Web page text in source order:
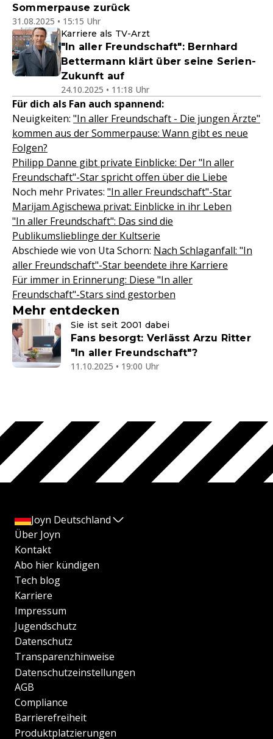
Sommerpause zurück
31.08.2025 • 15:15 Uhr
Karriere als TV-Arzt
"In aller Freundschaft": Bernhard
Bettermann klärt über seine Serien-
Zukunft auf
24.10.2025 • 11:18 Uhr
Für dich als Fan auch spannend:
Neuigkeiten: "In aller Freundschaft - Die jungen Ärzte"
kommen aus der Sommerpause: Wann gibt es neue
Folgen?
Philipp Danne gibt private Einblicke: Der "In aller
Freundschaft"-Star spricht offen über die Liebe
Noch mehr Privates: "In aller Freundschaft"-Star
Marijam Agischewa privat: Einblicke in ihr Leben
"In aller Freundschaft": Das sind die
Publikumslieblinge der Kultserie
Abschiede wie von Uta Schorn: Nach Schlaganfall: "In
aller Freundschaft"-Star beendete ihre Karriere
Für immer in Erinnerung: Diese "In aller
Freundschaft"-Stars sind gestorben
Mehr entdecken
Sie ist seit 2001 dabei
Fans besorgt: Verlässt Arzu Ritter
"In aller Freundschaft"?
11.10.2025 • 19:00 Uhr
Joyn Deutschland
Über Joyn
Kontakt
Abo hier kündigen
Tech blog
Karriere
Impressum
Jugendschutz
Datenschutz
Transparenzhinweise
Datenschutzeinstellungen
AGB
Compliance
Barrierefreiheit
Produktplatzierungen